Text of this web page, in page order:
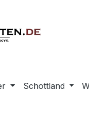
springen
Schottland